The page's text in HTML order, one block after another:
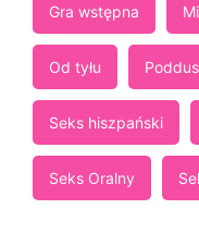
Gra wstępna
Od tyłu
Seks hiszpański
Seks Oralny